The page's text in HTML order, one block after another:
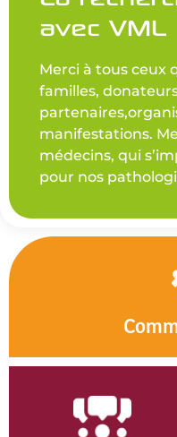
avec VML
Merci à tous ceux
familles,
manifestations.
médecins, qui
pour nos